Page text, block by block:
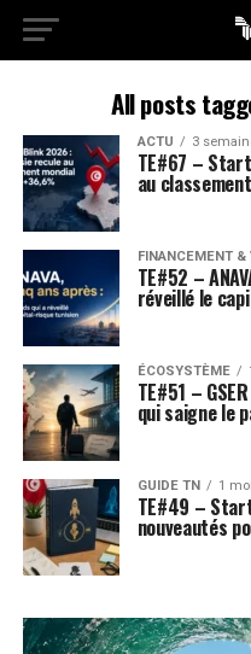
All posts
ACTU 3
TE#67 –
au
FINANCEMENT &
TE#52 –
réveillé le
ÉCOSYSTÈME
TE#51 –
qui saigne le
GUIDE TN 1
TE#49 –
nouveautés